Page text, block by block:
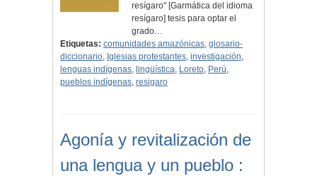
resígaro" [Garmática del idioma
resígaro] tesis para optar el
grado…
Etiquetas: comunidades amazónicas, glosario-
diccionario, Iglesias protestantes, investigación,
lenguas indígenas, lingüística, Loreto, Perú,
pueblos indígenas, resigaro
Agonía y revitalización de
una lengua y un pueblo :